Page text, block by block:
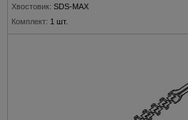
Хвостовик: SDS-MAX
Комплект: 1 шт.